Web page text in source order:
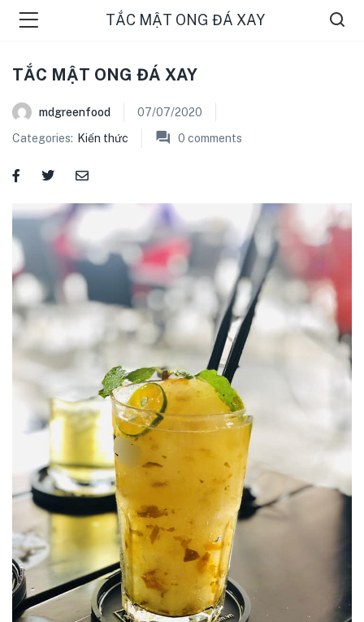
(ĐIỂM BÁN )
(TIN TỨC )
TẮC MẬT ONG ĐÁ XAY
TẮC MẬT ONG ĐÁ XAY
mdgreenfood
07/07/2020
Categories: Kiến thức 0 comments